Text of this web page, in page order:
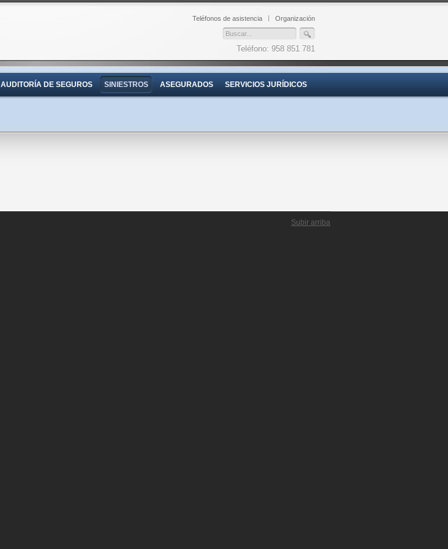
Teléfonos de asistencia Organización
Teléfono: 958 851 781
AUDITORÍA DE SEGUROS SINIESTROS ASEGURADOS SERVICIOS JURÍDICOS
Subir arriba